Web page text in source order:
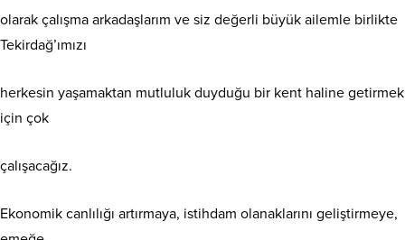
olarak çalışma arkadaşlarım ve siz değerli büyük ailemle birlikte
Tekirdağ’ımızı
herkesin yaşamaktan mutluluk duyduğu bir kent haline getirmek
için çok
çalışacağız.
Ekonomik canlılığı artırmaya, istihdam olanaklarını geliştirmeye,